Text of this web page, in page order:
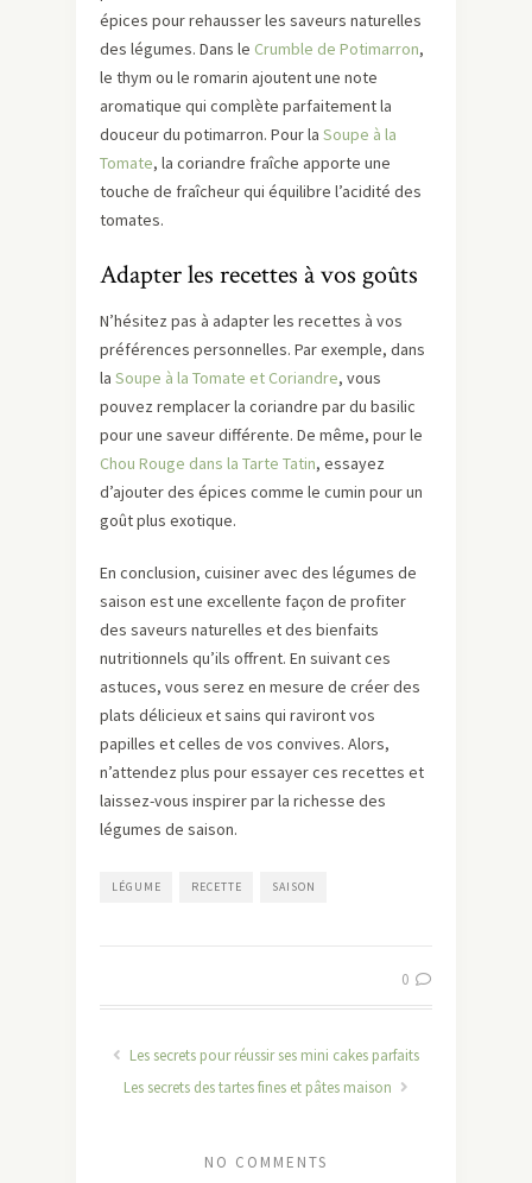
épices pour rehausser les saveurs naturelles
des légumes. Dans le Crumble de Potimarron,
le thym ou le romarin ajoutent une note
aromatique qui complète parfaitement la
douceur du potimarron. Pour la Soupe à la
Tomate, la coriandre fraîche apporte une
touche de fraîcheur qui équilibre l’acidité des
tomates.
Adapter les recettes à vos goûts
N’hésitez pas à adapter les recettes à vos
préférences personnelles. Par exemple, dans
la Soupe à la Tomate et Coriandre, vous
pouvez remplacer la coriandre par du basilic
pour une saveur différente. De même, pour le
Chou Rouge dans la Tarte Tatin, essayez
d’ajouter des épices comme le cumin pour un
goût plus exotique.
En conclusion, cuisiner avec des légumes de
saison est une excellente façon de profiter
des saveurs naturelles et des bienfaits
nutritionnels qu’ils offrent. En suivant ces
astuces, vous serez en mesure de créer des
plats délicieux et sains qui raviront vos
papilles et celles de vos convives. Alors,
n’attendez plus pour essayer ces recettes et
laissez-vous inspirer par la richesse des
légumes de saison.
LÉGUME RECETTE SAISON
0
Les secrets pour réussir ses mini cakes parfaits
Les secrets des tartes fines et pâtes maison
NO COMMENTS